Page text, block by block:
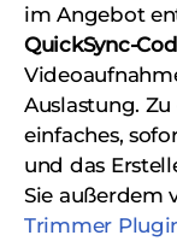
im Angebot
QuickSync-
Auslastung.
einfaches,
und das
Sie außerdem
Trimmer